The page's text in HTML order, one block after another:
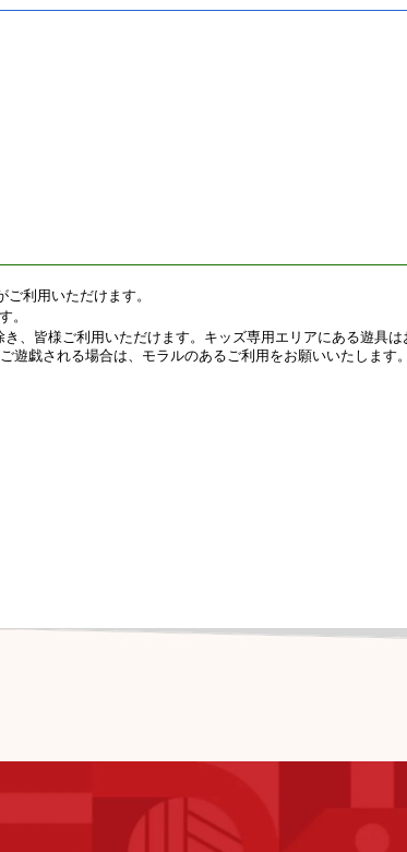
ご利用いただけます。
。
、皆様ご利用いただけます。キッズ専用エリアにある遊具は
遊戯される場合は、モラルのあるご利用をお願いいたします。